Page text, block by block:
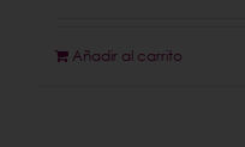
Añadir al carrito